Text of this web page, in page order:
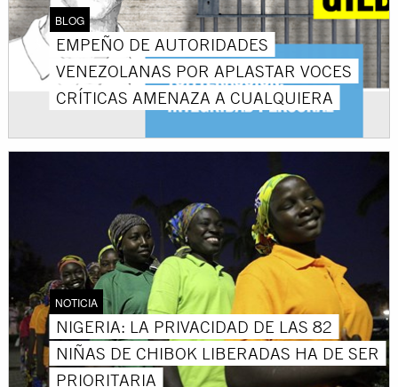
BLOG
EMPEÑO DE AUTORIDADES
VENEZOLANAS POR APLASTAR VOCES
CRÍTICAS AMENAZA A CUALQUIERA
NOTICIA
NIGERIA: LA PRIVACIDAD DE LAS 82
NIÑAS DE CHIBOK LIBERADAS HA DE SER
PRIORITARIA